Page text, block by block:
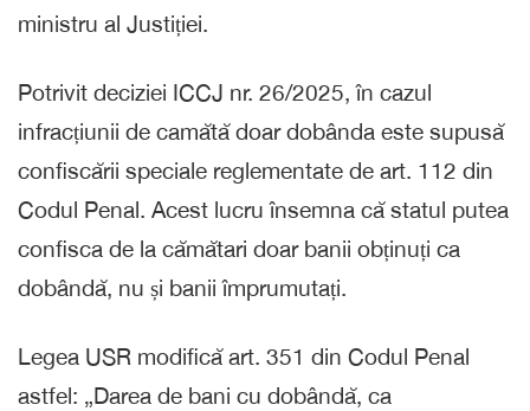
ministru al Justiției.
Potrivit deciziei ICCJ nr. 26/2025, în cazul
infracțiunii de camătă doar dobânda este supusă
confiscării speciale reglementate de art. 112 din
Codul Penal. Acest lucru însemna că statul putea
confisca de la cămătari doar banii obținuți ca
dobândă, nu și banii împrumutați.
Legea USR modifică art. 351 din Codul Penal
astfel: „Darea de bani cu dobândă, ca